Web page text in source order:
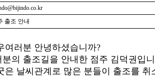
출조 안내
여러분 안녕하셨습니까?
의 출조길을 안내한 점주 김덕권입
은 날씨관계로 많은 분들이 출조를 취